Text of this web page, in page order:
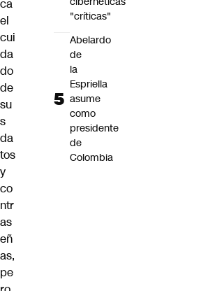
ca
el
cui
da
do
de
su
s
da
tos
y
co
ntr
as
eñ
as,
pe
"críticas"
Abelardo
de
la
Espriella
asume
como
presidente
de
Colombia